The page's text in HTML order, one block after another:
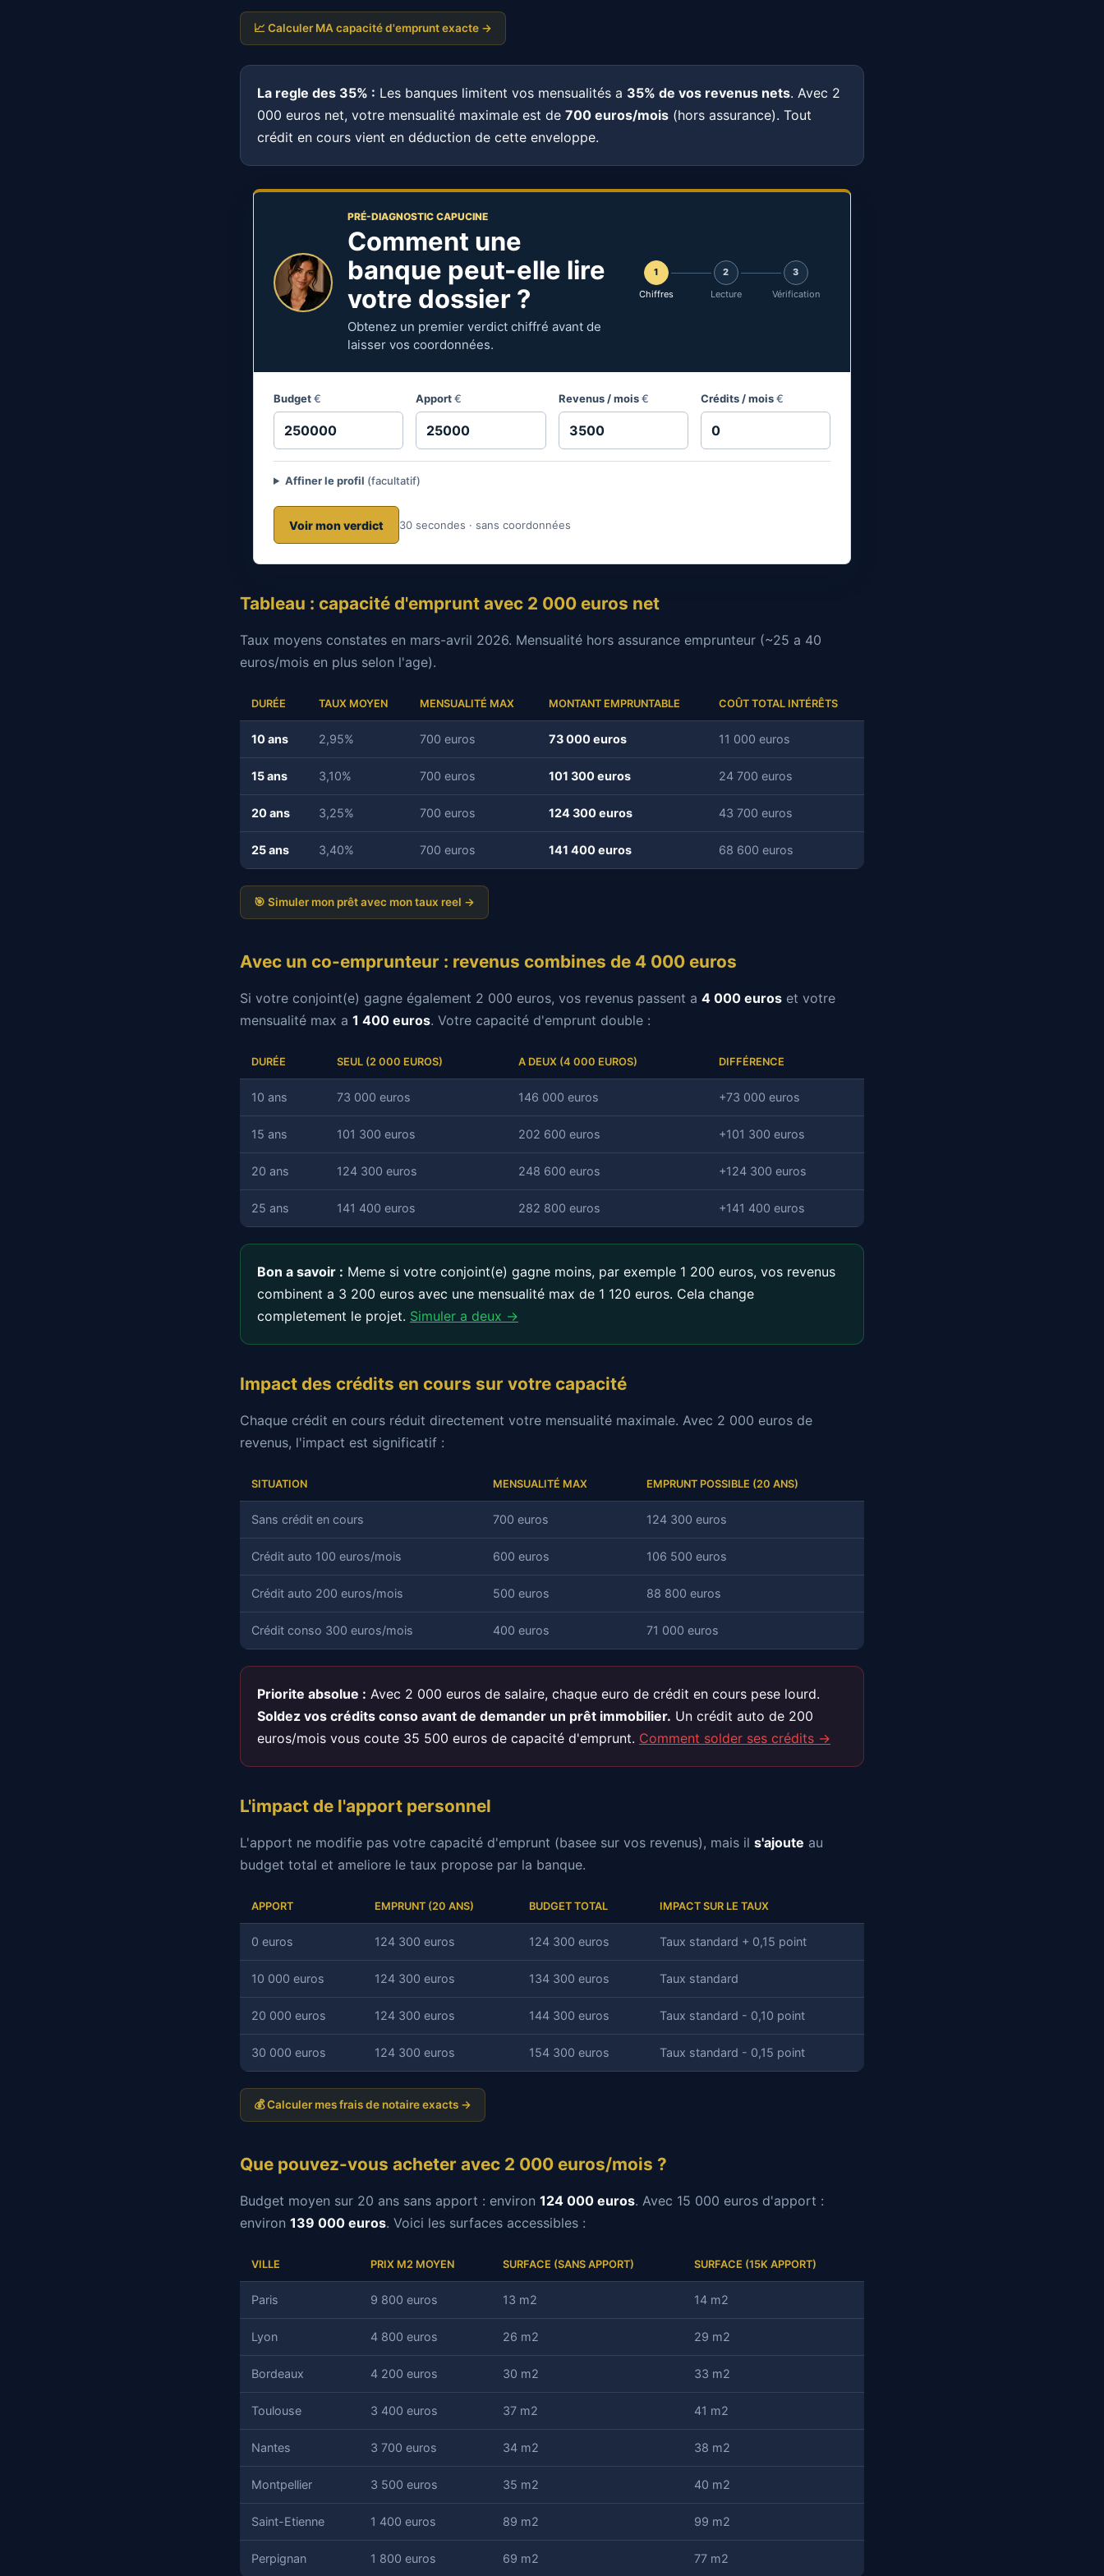
AE Assurance & TAEG
Impact assurance sur le crédit
Scenario achat-revente Repere marche actualise
🎮 Score Empire
📈 Calculer MA capacité d'emprunt exacte →
La regle des 35% : Les banques limitent vos mensualités a 35% de vos revenus nets. Avec 2
000 euros net, votre mensualité maximale est de 700 euros/mois (hors assurance). Tout
crédit en cours vient en déduction de cette enveloppe.
PRÉ-DIAGNOSTIC CAPUCINE
Comment une
banque peut-elle lire
votre dossier ?
Obtenez un premier verdict chiffré avant de
laisser vos coordonnées.
1
Chiffres
2
Lecture
3
Vérification
Budget€ Apport€ Revenus / mois€ Crédits / mois€
Affiner le profil (facultatif)
Voir mon verdict 30 secondes · sans coordonnées
Tableau : capacité d'emprunt avec 2 000 euros net
Taux moyens constates en mars-avril 2026. Mensualité hors assurance emprunteur (~25 a 40
euros/mois en plus selon l'age).
DURÉE TAUX MOYEN MENSUALITÉ MAX MONTANT EMPRUNTABLE COÛT TOTAL INTÉRÊTS
10 ans 2,95% 700 euros 73 000 euros 11 000 euros
15 ans 3,10% 700 euros 101 300 euros 24 700 euros
20 ans 3,25% 700 euros 124 300 euros 43 700 euros
25 ans 3,40% 700 euros 141 400 euros 68 600 euros
🎯 Simuler mon prêt avec mon taux reel →
Avec un co-emprunteur : revenus combines de 4 000 euros
Si votre conjoint(e) gagne également 2 000 euros, vos revenus passent a 4 000 euros et votre
mensualité max a 1 400 euros. Votre capacité d'emprunt double :
DURÉE SEUL (2 000 EUROS) A DEUX (4 000 EUROS) DIFFÉRENCE
10 ans 73 000 euros 146 000 euros +73 000 euros
15 ans 101 300 euros 202 600 euros +101 300 euros
20 ans 124 300 euros 248 600 euros +124 300 euros
25 ans 141 400 euros 282 800 euros +141 400 euros
Bon a savoir : Meme si votre conjoint(e) gagne moins, par exemple 1 200 euros, vos revenus
combinent a 3 200 euros avec une mensualité max de 1 120 euros. Cela change
completement le projet. Simuler a deux →
Impact des crédits en cours sur votre capacité
Chaque crédit en cours réduit directement votre mensualité maximale. Avec 2 000 euros de
revenus, l'impact est significatif :
SITUATION MENSUALITÉ MAX EMPRUNT POSSIBLE (20 ANS)
Sans crédit en cours 700 euros 124 300 euros
Crédit auto 100 euros/mois 600 euros 106 500 euros
Crédit auto 200 euros/mois 500 euros 88 800 euros
Crédit conso 300 euros/mois 400 euros 71 000 euros
Priorite absolue : Avec 2 000 euros de salaire, chaque euro de crédit en cours pese lourd.
Soldez vos crédits conso avant de demander un prêt immobilier. Un crédit auto de 200
euros/mois vous coute 35 500 euros de capacité d'emprunt. Comment solder ses crédits →
L'impact de l'apport personnel
L'apport ne modifie pas votre capacité d'emprunt (basee sur vos revenus), mais il s'ajoute au
budget total et ameliore le taux propose par la banque.
APPORT EMPRUNT (20 ANS) BUDGET TOTAL IMPACT SUR LE TAUX
0 euros 124 300 euros 124 300 euros Taux standard + 0,15 point
10 000 euros 124 300 euros 134 300 euros Taux standard
20 000 euros 124 300 euros 144 300 euros Taux standard - 0,10 point
30 000 euros 124 300 euros 154 300 euros Taux standard - 0,15 point
💰 Calculer mes frais de notaire exacts →
Que pouvez-vous acheter avec 2 000 euros/mois ?
Budget moyen sur 20 ans sans apport : environ 124 000 euros. Avec 15 000 euros d'apport :
environ 139 000 euros. Voici les surfaces accessibles :
VILLE PRIX M2 MOYEN SURFACE (SANS APPORT) SURFACE (15K APPORT)
Paris 9 800 euros 13 m2 14 m2
Lyon 4 800 euros 26 m2 29 m2
Bordeaux 4 200 euros 30 m2 33 m2
Toulouse 3 400 euros 37 m2 41 m2
Nantes 3 700 euros 34 m2 38 m2
Montpellier 3 500 euros 35 m2 40 m2
Saint-Etienne 1 400 euros 89 m2 99 m2
Perpignan 1 800 euros 69 m2 77 m2